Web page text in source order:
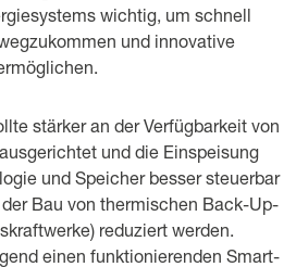
wichtig, um schnell
und innovative
stärker an der Verfügbarkeit von
und die Einspeisung
und Speicher besser steuerbar
Bau von thermischen Back-Up-
reduziert werden.
einen funktionierenden Smart-